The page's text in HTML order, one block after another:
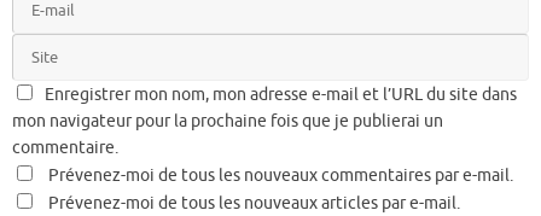
Enregistrer mon nom, mon adresse e-mail et l’URL du site dans
mon navigateur pour la prochaine fois que je publierai un
commentaire.
Prévenez-moi de tous les nouveaux commentaires par e-mail.
Prévenez-moi de tous les nouveaux articles par e-mail.